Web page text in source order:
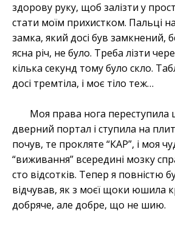
здорову руку, щоб залізти у
стати моїм прихистком. Пальці
замка, який досі був замкнений,
ясна річ, не було. Треба лізти
кілька секунд тому було скло.
досі тремтіла, і моє тіло теж…
Моя права нога переступила
дверний портал і ступила на
почув, те прокляте “КАР”, і моя
“виживання” всередині мозку
сто відсотків. Тепер я повністю
відчував, як з моєї щоки юшила
добряче, але добре, що не шию.